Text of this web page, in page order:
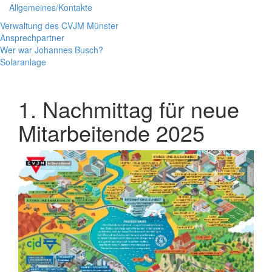
Allgemeines/Kontakte
Verwaltung des CVJM Münster
Ansprechpartner
Wer war Johannes Busch?
Solaranlage
1. Nachmittag für neue
Mitarbeitende 2025